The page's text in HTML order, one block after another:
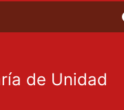
de Unidad